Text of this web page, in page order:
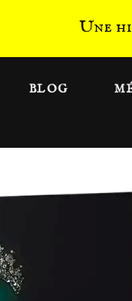
Une
BLOG